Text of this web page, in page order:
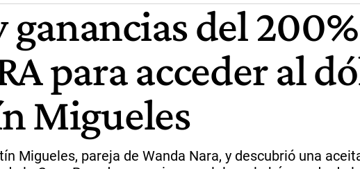
del
para acceder al
Migueles
Migueles, pareja de Wanda Nara, y descubrió una